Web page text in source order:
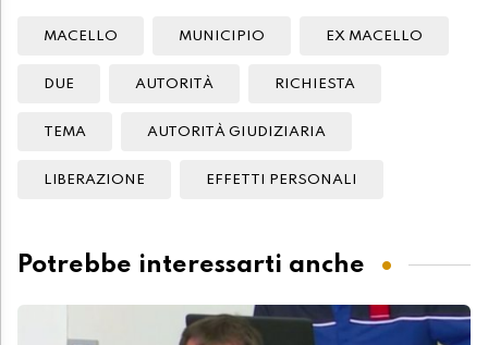
MACELLO MUNICIPIO EX MACELLO
DUE AUTORITÀ RICHIESTA
TEMA AUTORITÀ GIUDIZIARIA
LIBERAZIONE EFFETTI PERSONALI
Potrebbe interessarti anche